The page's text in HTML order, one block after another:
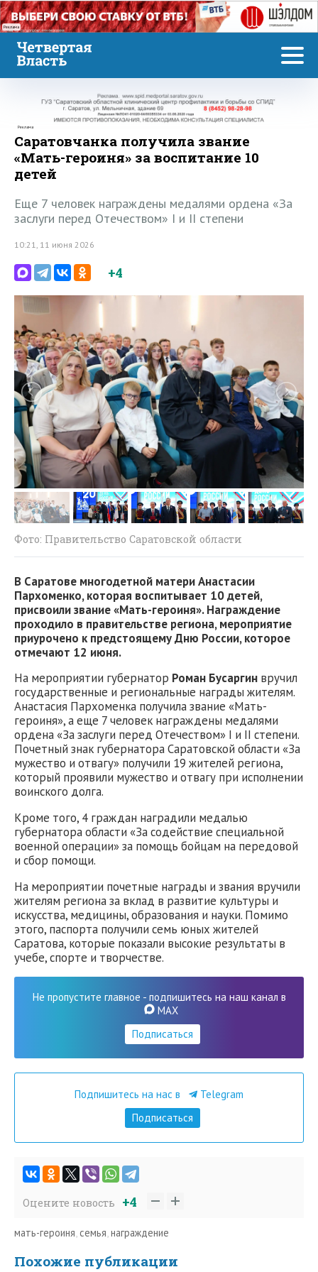
Реклама
Реклама
Саратовчанка получила звание
«Мать-героиня» за воспитание 10
детей
Еще 7 человек награждены медалями ордена «За
заслуги перед Отечеством» I и II степени
10:21, 11 июня 2026
+4
Фото: Правительство Саратовской области
В Саратове многодетной матери Анастасии
Пархоменко, которая воспитывает 10 детей,
присвоили звание «Мать-героиня». Награждение
проходило в правительстве региона, мероприятие
приурочено к предстоящему Дню России, которое
отмечают 12 июня.
На мероприятии губернатор Роман Бусаргин вручил
государственные и региональные награды жителям.
Анастасия Пархоменка получила звание «Мать-
героиня», а еще 7 человек награждены медалями
ордена «За заслуги перед Отечеством» I и II степени.
Почетный знак губернатора Саратовской области «За
мужество и отвагу» получили 19 жителей региона,
который проявили мужество и отвагу при исполнении
воинского долга.
Кроме того, 4 граждан наградили медалью
губернатора области «За содействие специальной
военной операции» за помощь бойцам на передовой
и сбор помощи.
На мероприятии почетные награды и звания вручили
жителям региона за вклад в развитие культуры и
искусства, медицины, образования и науки. Помимо
этого, паспорта получили семь юных жителей
Саратова, которые показали высокие результаты в
учебе, спорте и творчестве.
Не пропустите главное - подпишитесь на наш канал в
MAX
Подписаться
Подпишитесь на нас в
Telegram
Подписаться
Оцените новость +4
мать-героиня, семья,награждение
Похожие публикации